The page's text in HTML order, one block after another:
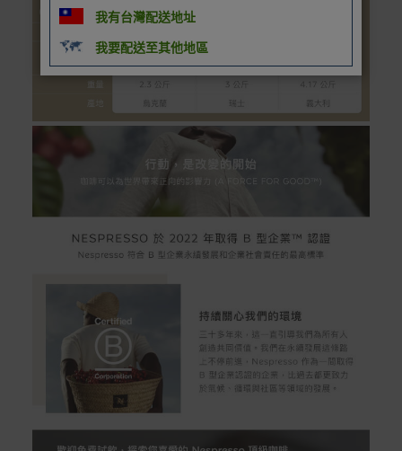
我有台灣配送地址
我要配送至其他地區